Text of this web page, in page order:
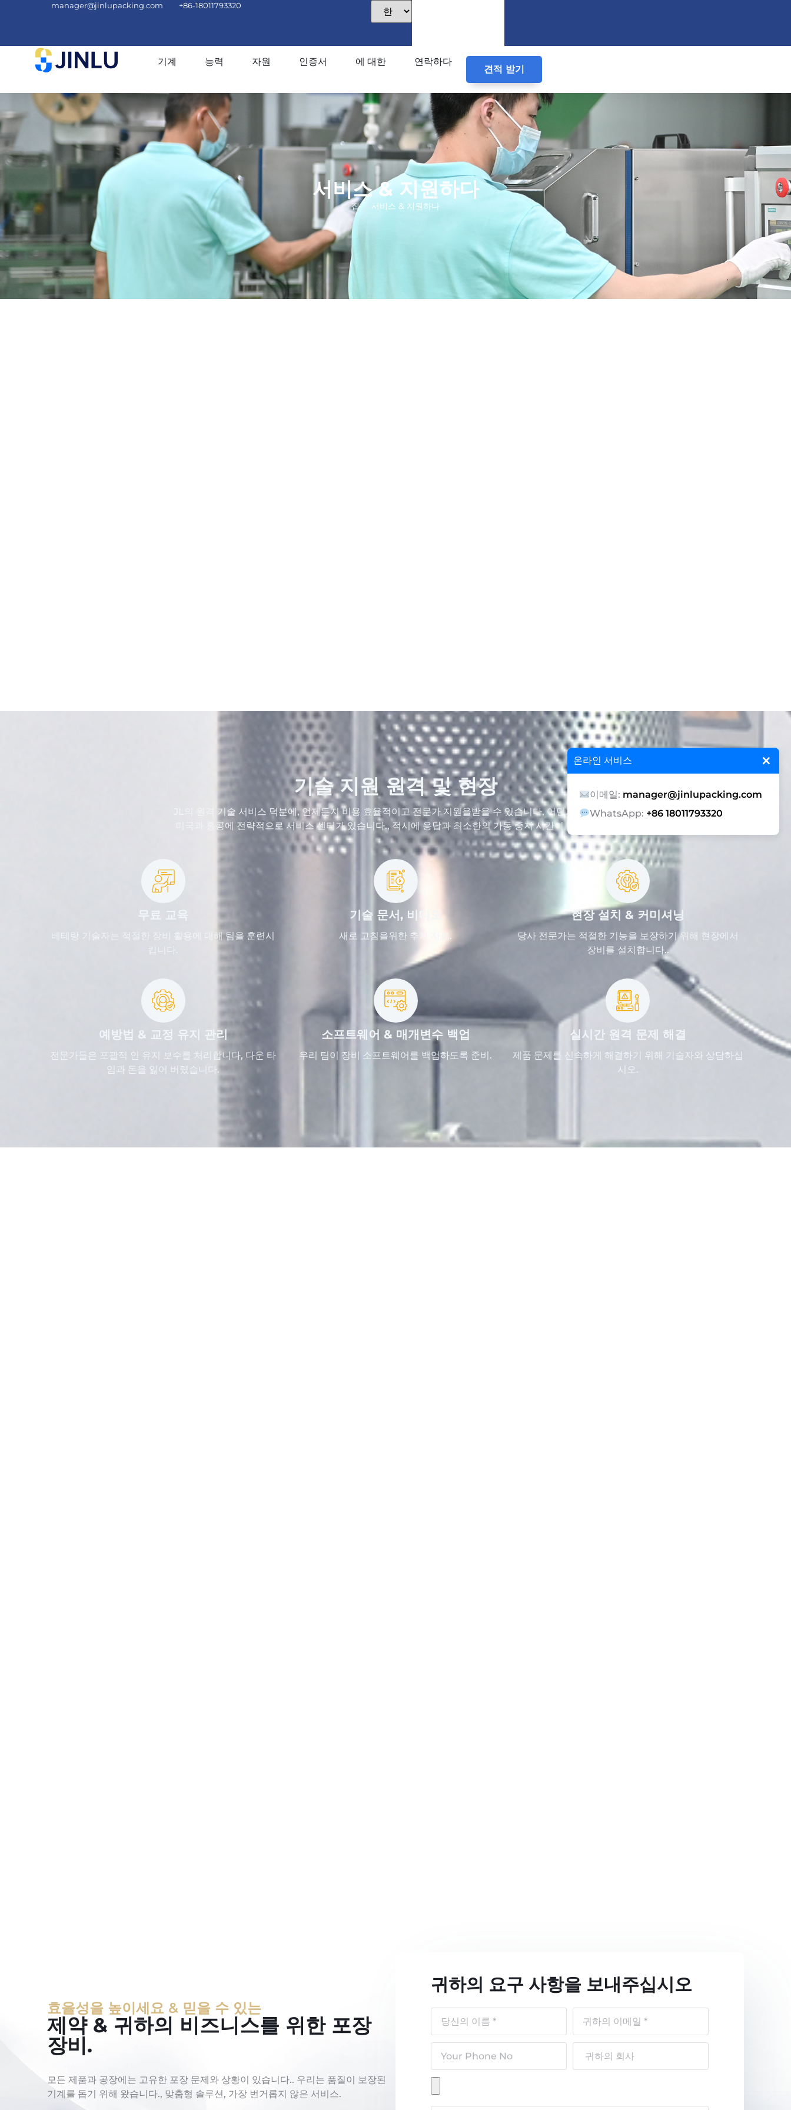
×
온라인 서비스
이메일: manager@jinlupacking.com
WhatsApp: +86 18011793320
manager@jinlupacking.com +86-18011793320
기계 능력 자원 인증서 에 대한 연락하다
견적 받기
서비스 & 지원하다
집 서비스 & 지원하다
기술 지원 원격 및 현장
JL의 원격 기술 서비스 덕분에, 언제든지 비용 효율적이고 전문가 지원을받을 수 있습니다, 어딘가에. 그리고
미국과 홍콩에 전략적으로 서비스 센터가 있습니다., 적시에 응답과 최소한의 가동 중지 시간이 보장됩니다.
무료 교육
베테랑 기술자는 적절한 장비 활용에 대해 팀을 훈련시
킵니다.
기술 문서, 비디오
새로 고침을위한 추가 자료.
현장 설치 & 커미셔닝
당사 전문가는 적절한 기능을 보장하기 위해 현장에서
장비를 설치합니다..
예방법 & 교정 유지 관리
전문가들은 포괄적 인 유지 보수를 처리합니다, 다운 타
임과 돈을 잃어 버렸습니다.
소프트웨어 & 매개변수 백업
우리 팀이 장비 소프트웨어를 백업하도록 준비.
실시간 원격 문제 해결
제품 문제를 신속하게 해결하기 위해 기술자와 상담하십
시오.
효율성을 높이세요 & 믿을 수 있는
제약 & 귀하의 비즈니스를 위한 포장
장비.
모든 제품과 공장에는 고유한 포장 문제와 상황이 있습니다.. 우리는 품질이 보장된
기계를 돕기 위해 왔습니다., 맞춤형 솔루션, 가장 번거롭지 않은 서비스.
귀하의 요구 사항을 보내주십시오